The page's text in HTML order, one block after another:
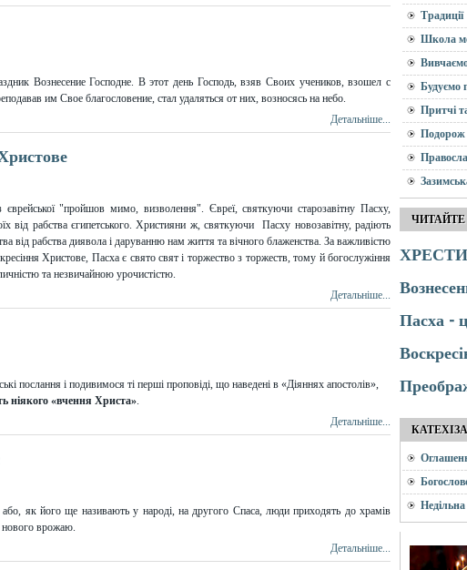
Вознесение Господне. В этот день Господь, взяв Своих учеников, взошел с
им Свое благословение, стал удаляться от них, возносясь на небо.
Детальніше...
"пройшов мимо, визволення". Євреї, святкуючи старозавітну Пасху,
від рабства єгипетського. Християни ж, святкуючи Пасху новозавітну, радіють
від рабства диявола і даруванню нам життя та вічного блаженства. За важливістю
Христове, Пасха є свято свят і торжество з торжеств, тому й богослужіння
та незвичайною урочистістю.
Детальніше...
послання і подивимося ті перші проповіді, що наведені в «Діяннях апостолів»,
ніякого «вчення Христа».
Детальніше...
як його ще називають у народі, на другого Спаса, люди приходять до храмів
нового врожаю.
Детальніше...
Традиції
Школа
Будуємо
Притчі
Подорож
Пасха -